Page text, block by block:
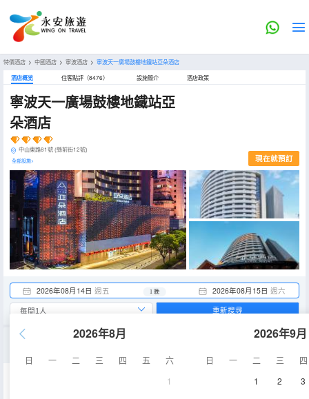
特價酒店 > 中國酒店 > 寧波酒店 > 寧波天一廣場鼓樓地鐵站亞朵酒店
酒店概览 住客點評（8476） 設施簡介 酒店政策
寧波天一廣場鼓樓地鐵站亞
朵酒店
中山東路81號 (縣前街12號)
全部設施> 現在就預訂
2026年08月14日 週五 2026年08月15日 週六
1 晚
2026年8月
日 一 二 三 四 五
六
1
2026年9月
日 一 二 三
四
1
2 3
重新搜尋
空調